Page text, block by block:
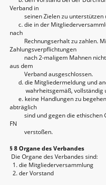
Verband in
seinen Zielen zu unterstützen
c. die in der
nach
Rechnungserhalt zu zahlen.
Zahlungsverpflichtungen
nach 2-maligem Mahnen nicht
aus dem
Verband ausgeschlossen.
d. die Mitgliedermeldung und
wahrheitsgemäß, vollständig
e. keine Handlungen zu
abträglich
sind und gegen die ethischen
FN
verstoßen.
§ 8 Organe des Verbandes
Die Organe des Verbandes sind:
1. die Mitgliederversammlung
2. der Vorstand